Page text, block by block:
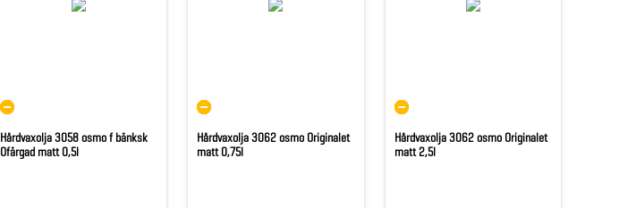
Hårdvaxolja 3058 osmo f bänksk
Ofärgad matt 0,5l
Hårdvaxolja 3062 osmo Originalet
matt 0,75l
Hårdvaxolja 3062 osmo Originalet
matt 2,5l